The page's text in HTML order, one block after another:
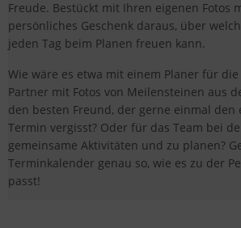
Freude. Bestückt mit Ihren eigenen Fotos
persönliches Geschenk daraus, über
jeden Tag beim Planen freuen kann.
Wie wäre es etwa mit einem Planer für
Partner mit Fotos von Meilensteinen aus
den besten Freund, der gerne einmal den
Termin vergisst? Oder für das Team bei
gemeinsame Aktivitäten und zu planen?
Terminkalender genau so, wie es zu der
passt!